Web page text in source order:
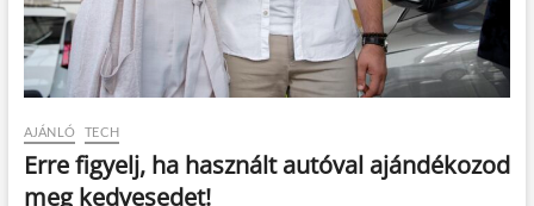
AJÁNLÓ TECH
Erre figyelj, ha használt autóval ajándékozod
meg kedvesedet!